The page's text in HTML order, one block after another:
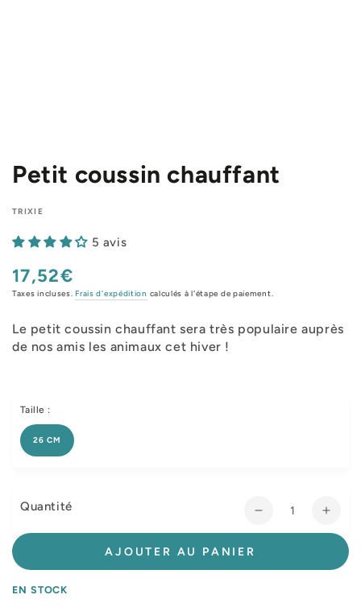
Petit coussin chauffant
TRIXIE
5 avis
Prix
normal
17,52€
Taxes incluses. Frais d'expédition calculés à l'étape de paiement.
Le petit coussin chauffant sera très populaire auprès
de nos amis les animaux cet hiver !
Taille :
26 CM
Quantité
Réduire
la
de
la
de
AJOUTER AU PANIER
EN STOCK